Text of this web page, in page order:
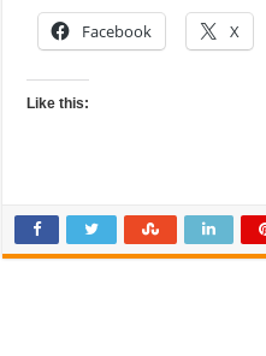
Facebook X
Like this: